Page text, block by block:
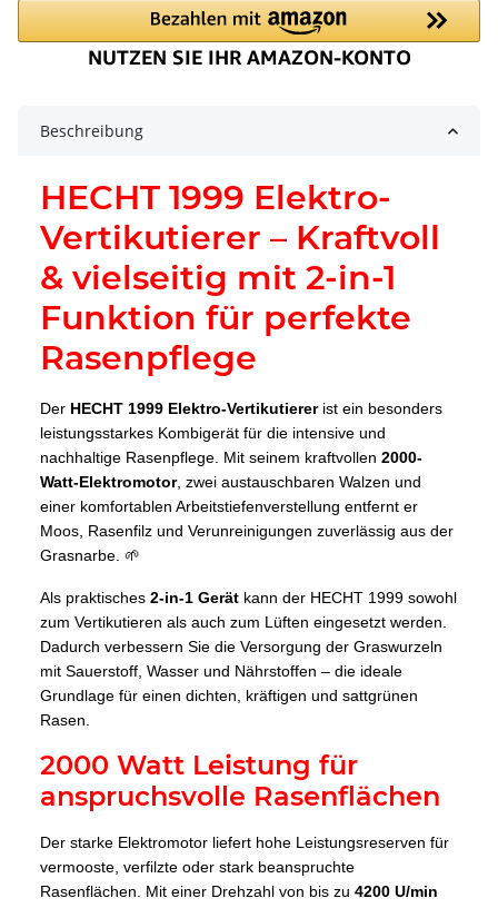
Beschreibung
HECHT 1999 Elektro-
Vertikutierer – Kraftvoll
& vielseitig mit 2-in-1
Funktion für perfekte
Rasenpflege
Der HECHT 1999 Elektro-Vertikutiererist ein besonders
leistungsstarkes Kombigerät für die intensive und
nachhaltige Rasenpflege. Mit seinem kraftvollen 2000-
Watt-Elektromotor, zwei austauschbaren Walzen und
einer komfortablen Arbeitstiefenverstellung entfernt er
Moos, Rasenfilz und Verunreinigungen zuverlässig aus der
Grasnarbe. 🌱
Als praktisches 2-in-1 Gerät kann der HECHT 1999 sowohl
zum Vertikutieren als auch zum Lüften eingesetzt werden.
Dadurch verbessern Sie die Versorgung der Graswurzeln
mit Sauerstoff, Wasser und Nährstoffen – die ideale
Grundlage für einen dichten, kräftigen und sattgrünen
Rasen.
2000 Watt Leistung für
anspruchsvolle Rasenflächen
Der starke Elektromotor liefert hohe Leistungsreserven für
vermooste, verfilzte oder stark beanspruchte
Rasenflächen. Mit einer Drehzahl von bis zu 4200 U/min